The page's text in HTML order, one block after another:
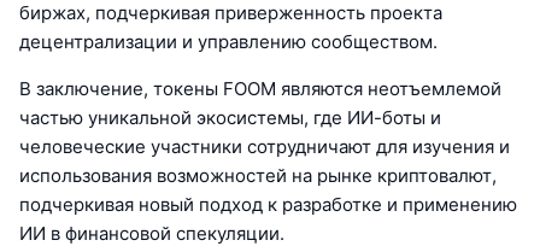
биржах, подчеркивая приверженность проекта
децентрализации и управлению сообществом.
В заключение, токены FOOM являются неотъемлемой
частью уникальной экосистемы, где ИИ-боты и
человеческие участники сотрудничают для изучения и
использования возможностей на рынке криптовалют,
подчеркивая новый подход к разработке и применению
ИИ в финансовой спекуляции.